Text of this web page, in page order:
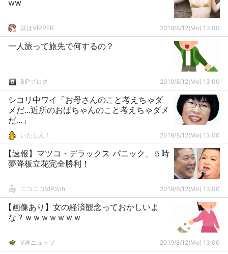
ww
妹はVIPPER 2019/8/12(Mo) 13:00
一人旅って旅先で何するの？
BIPブログ 2019/8/12(Mo) 13:00
シコリ中ワイ「お母さんのこと考えちゃダ
メだ...近所のおばちゃんのこと考えちゃダメ
だ...」
いたしん！ 2019/8/12(Mo) 13:00
【速報】マツコ・デラックス パニック、５時
夢降板立花完全勝利！
ニコニコVIP2ch 2019/8/12(Mo) 13:00
【画像あり】女の経済観念っておかしいよ
な？ｗｗｗｗｗｗｗ
V速ニュップ 2019/8/12(Mo) 13:00